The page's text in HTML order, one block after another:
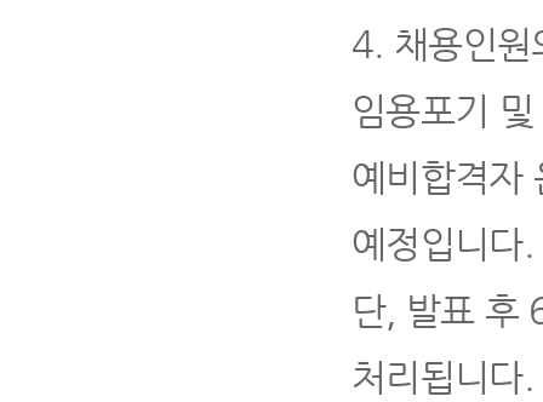
4. 채용인
임용포기
예비합격자
예정입니다.
단, 발표 후
처리됩니다.